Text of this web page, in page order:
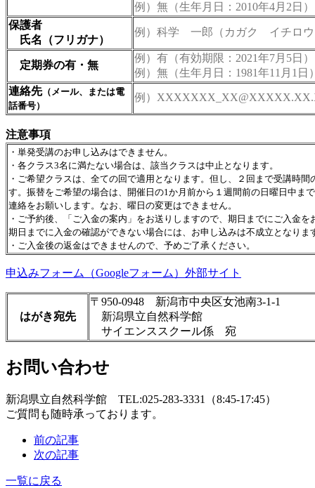
例）無（生年月日：2010年4月2日）
保護者
氏名（フリガナ）
例）科学 一郎（カガク イチロ
定期券の有・無
例）有（有効期限：2021年7月5日）
例）無（生年月日：1981年11月1日
連絡先（メール、または電
話番号）
例）
注意事項
・単発受講のお申し込みはできません。
・ 各クラス3名に満たない場合は、該当クラスは中止となります。
・ご希望クラスは、全ての回で適用となります。但し、２回まで受講時間
す。振替をご希望の場合は、開催日の1か月前から１週間前の日曜日中ま
連絡をお願いします。なお、曜日の変更はできません。
・ご予約後、「ご入金の案内」をお送りしますので、期日までにご入金を
期日までに入金の確認ができない場合には、お申し込みは不成立となりま
・ご入金後の返金はできませんので、予めご了承ください。
申込みフォーム（Googleフォーム）外部サイト
はがき宛先
〒950-0948 新潟市中央区女池南3-1-1
新潟県立自然科学館
サイエンススクール係 宛
お問い合わせ
新潟県立自然科学館 TEL:025-283-3331（8:45-17:45）
ご質問も随時承っております。
前の記事
次の記事
一覧に戻る